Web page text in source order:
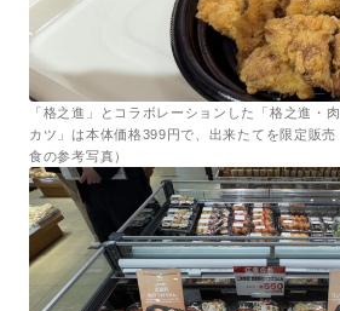
「格之進」とコラボレーションした「格之進・
カツ」は本体価格399円で、出来たてを限定販
食の参考写真）